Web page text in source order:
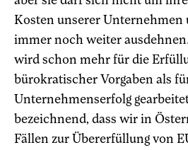
Kosten unserer
immer noch weiter
wird schon mehr für die
bürokratischer Vorgaben als
Unternehmenserfolg
bezeichnend, dass wir in
Fällen zur Übererfüllung von